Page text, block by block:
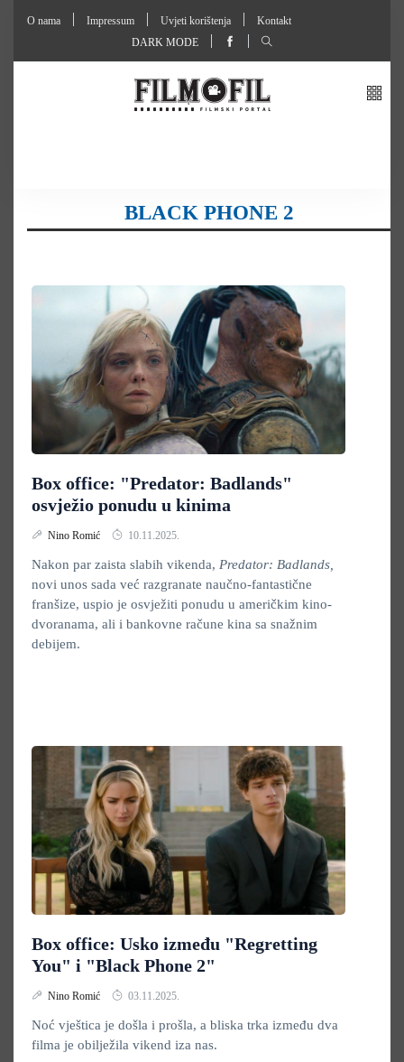
O nama Impressum Uvjeti korištenja
Kontakt
DARK MODE
BLACK PHONE 2
Box office: "Predator: Badlands"
osvježio ponudu u kinima
Nino Romić 10.11.2025.
Nakon par zaista slabih vikenda, Predator: Badlands,
novi unos sada već razgranate naučno-fantastične
franšize, uspio je osvježiti ponudu u američkim kino-
dvoranama, ali i bankovne račune kina sa snažnim
debijem.
Box office: Usko između "Regretting
You" i "Black Phone 2"
Nino Romić 03.11.2025.
Noć vještica je došla i prošla, a bliska trka između dva
filma je obilježila vikend iza nas.